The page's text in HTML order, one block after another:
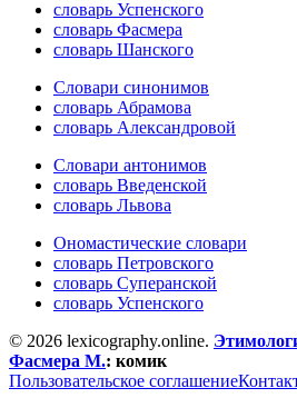
словарь Успенского
словарь Фасмера
словарь Шанского
Словари синонимов
словарь Абрамова
словарь Александровой
Словари антонимов
словарь Введенской
словарь Львова
Ономастические словари
словарь Петровского
словарь Суперанской
словарь Успенского
© 2026 lexicography.online.
Фасмера М.: комик
Пользовательское соглашение